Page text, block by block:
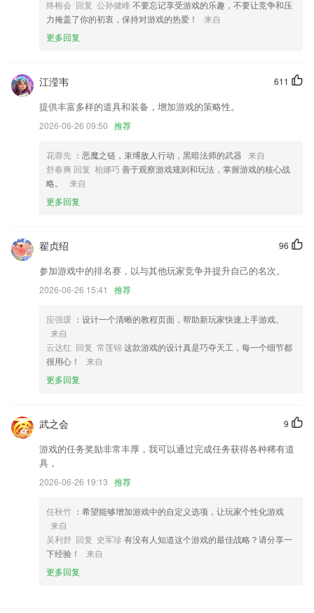
【新用户福利，全站限免】新注册用户可领取三天全站免费权限，更有注
册送书海币活动。
增加浮动速度，在其他app上面显示当前速度（请根据提示打开相关权
限）。
新增会话回复功能
新版本上线，提供接单功能
联系我们
以上就是澳洲幸运10开奖结果查询视频的介绍，如果您喜欢这款软件，
您可以到应用商店进行打分评论，说出您的使用经历，以帮助我们更好的
终榕会 回复 公孙健峰 不要忘记享受游戏的乐趣，不要让竞争和压
力掩盖了你的初衷，保持对游戏的热爱！
来自
更多回复
611
江滢韦
提供丰富多样的道具和装备，增加游戏的策略性。
2026-06-26 09:50 推荐
花蓉先 ：恶魔之链，束缚敌人行动，黑暗法师的武器 来自
舒春爽 回复 柏娜巧 善于观察游戏规则和玩法，掌握游戏的核心战
略。
来自
更多回复
96
翟贞绍
参加游戏中的排名赛，以与其他玩家竞争并提升自己的名次。
2026-06-26 15:41 推荐
应强瑗 ：设计一个清晰的教程页面，帮助新玩家快速上手游戏。
来自
云达红 回复 常莲锦这款游戏的设计真是巧夺天工，每一个细节都
很用心！
来自
更多回复
9
武之会
游戏的任务奖励非常丰厚，我可以通过完成任务获得各种稀有道
具，
2026-06-26 19:13 推荐
任秋竹 ：希望能够增加游戏中的自定义选项，让玩家个性化游戏
来自
吴利舒 回复 史军珍 有没有人知道这个游戏的最佳战略？请分享一
下经验！
来自
更多回复